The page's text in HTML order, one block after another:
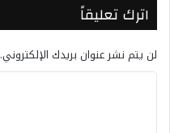
اترك تعليقاً
لن يتم نشر عنوان بريدك الإلكتروني.